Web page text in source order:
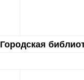
Городская